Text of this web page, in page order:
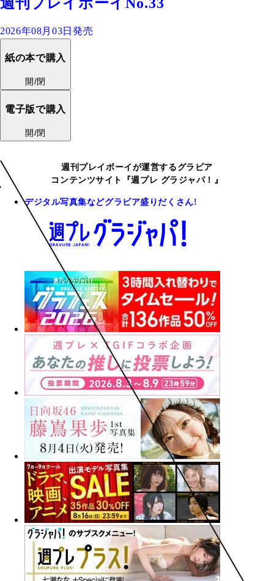
2026年08月03日発売
紙の本で購入
開/閉
電子版で購入
開/閉
週刊プレイボーイが運営するグラビア
コンテンツサイト『週プレ グラジャパ！』
デジタル写真集などグラビア盛りだくさん!